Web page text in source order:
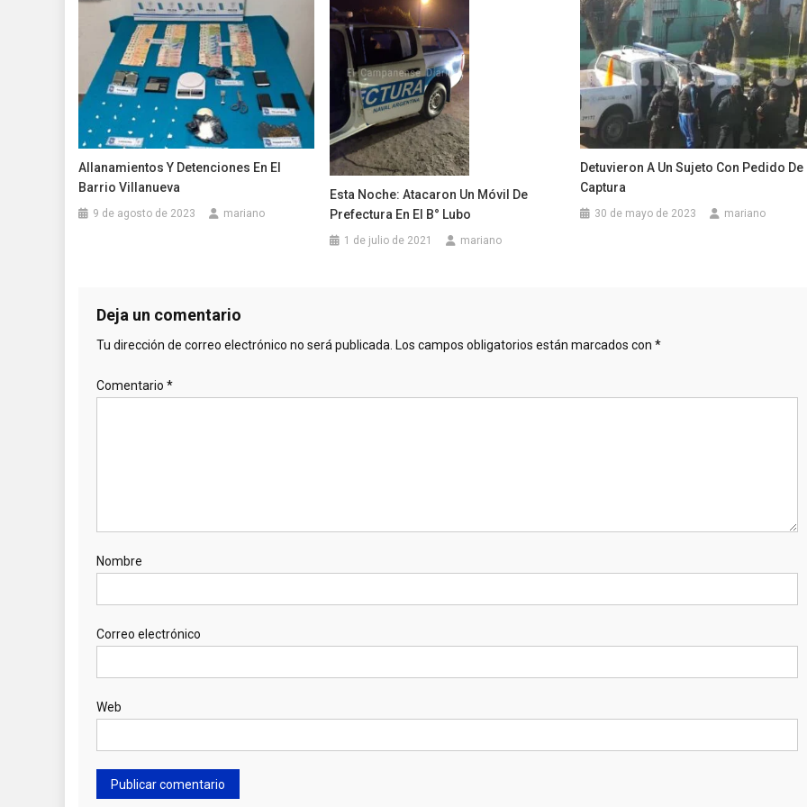
Allanamientos Y Detenciones En El
Barrio Villanueva
9 de agosto de 2023 mariano
Esta Noche: Atacaron Un Móvil De
Prefectura En El B° Lubo
1 de julio de 2021 mariano
Detuvieron A Un Sujeto Con Pedido De
Captura
30 de mayo de 2023 mariano
Deja un comentario
Tu dirección de correo electrónico no será publicada. Los campos obligatorios están marcados con *
Comentario *
Nombre
Correo electrónico
Web